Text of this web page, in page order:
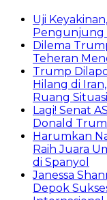
Uji
Pengunjung
Dilema
Teheran
Trump
Hilang di
Ruang Situasi
Lagi! Senat
Donald
Harumkan
Raih Juara
di Spanyol
Janessa
Depok